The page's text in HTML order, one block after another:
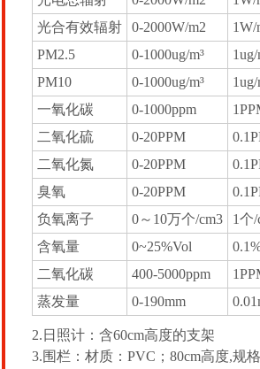
光合有效辐射
0-2000W/m2 1W/
PM2.5
0-1000ug/m³ 1ug/
PM10
0-1000ug/m³ 1ug/
一氧化碳
0-1000ppm
二氧化硫
0-20PPM
二氧化氮
0-20PPM
臭氧
0-20PPM
负氧离子
0～10万个/cm3 1个/
含氧量
0~25%Vol
二氧化碳
400-5000ppm
蒸发量
0-190mm
2.日照计：含60cm高度的支架
3.围栏：材质：PVC；80cm高度,规